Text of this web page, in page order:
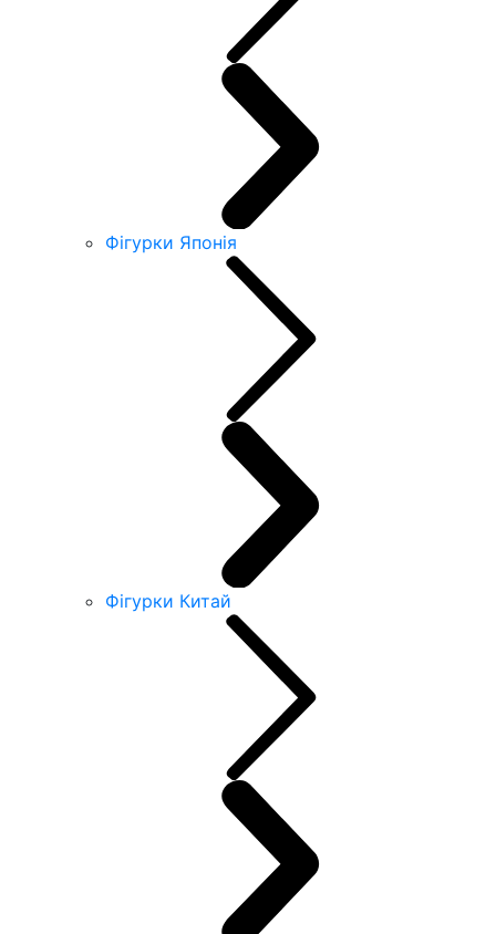
Фігурки Японія
Фігурки Китай